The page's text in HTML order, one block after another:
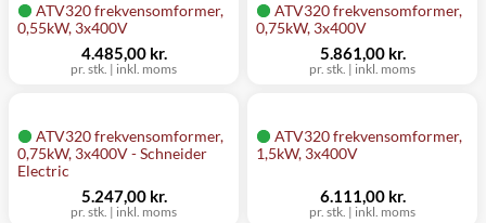
ATV320 frekvensomformer,
0,55kW, 3x400V
pr. stk. | inkl. moms
4.485,00 kr.
ATV320 frekvensomformer,
0,75kW, 3x400V
pr. stk. | inkl. moms
5.861,00 kr.
ATV320 frekvensomformer,
0,75kW, 3x400V - Schneider
Electric
pr. stk. | inkl. moms
5.247,00 kr.
ATV320 frekvensomformer,
1,5kW, 3x400V
pr. stk. | inkl. moms
6.111,00 kr.